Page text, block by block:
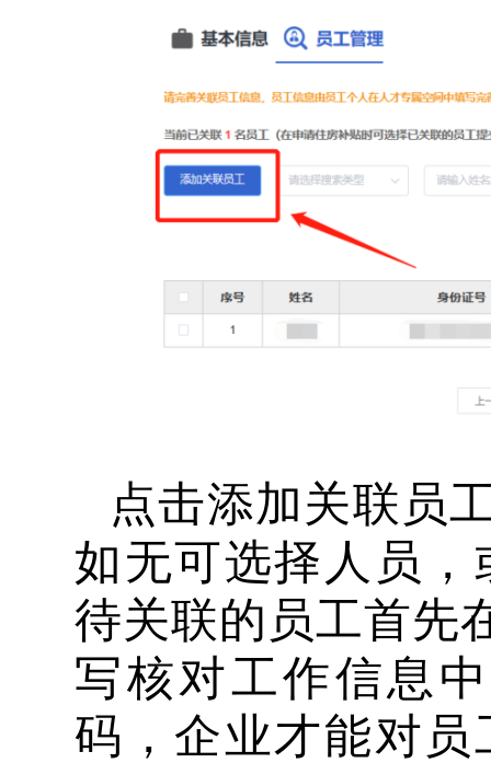
点击添加关联员
如无可选择人员
待关联的员工首先
写核对工作信息
码，企业才能对